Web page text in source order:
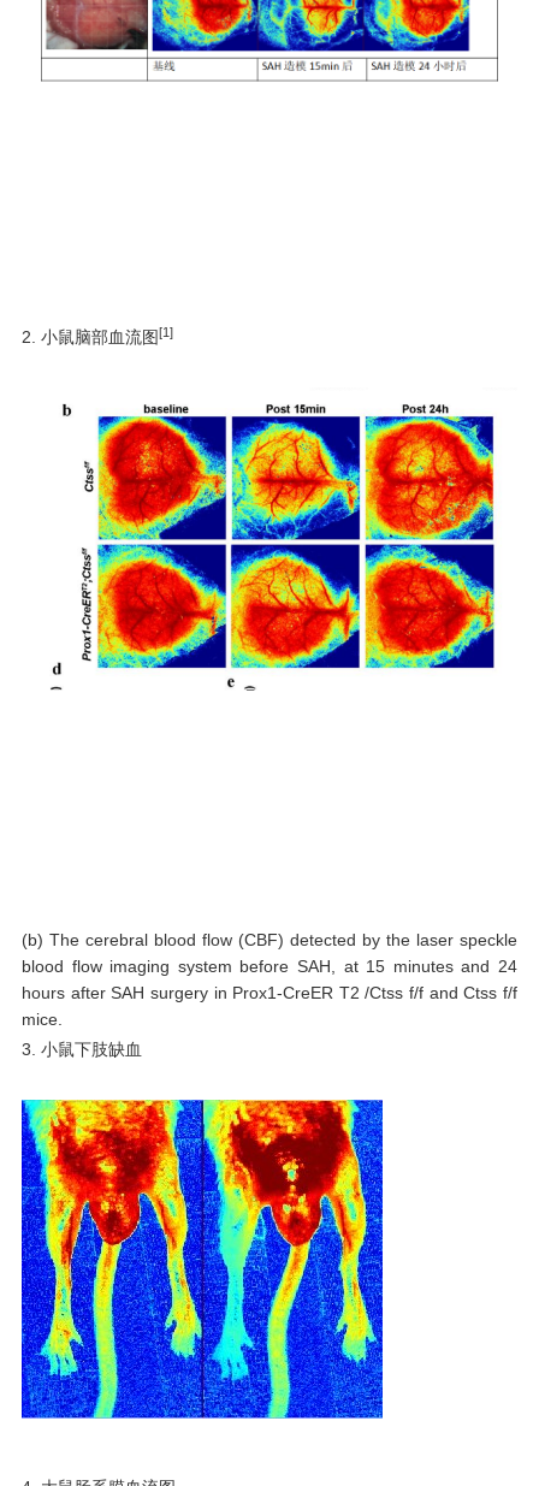
2. 小鼠脑部血流图[1]
(b) The cerebral blood flow (CBF) detected by the laser speckle
blood flow imaging system before SAH, at 15 minutes and 24
hours after SAH surgery in Prox1-CreER T2 /Ctss f/f and Ctss f/f
mice.
3. 小鼠下肢缺血